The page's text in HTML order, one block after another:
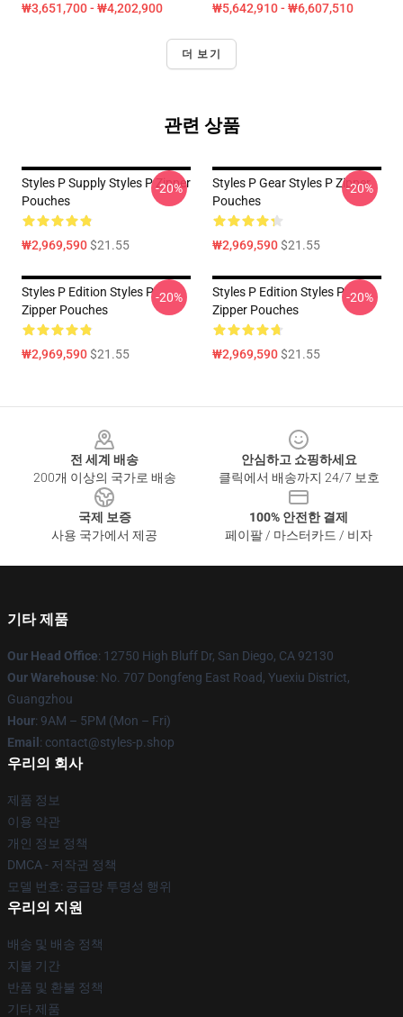
₩3,651,700 - ₩4,202,900 ₩5,642,910 - ₩6,607,510
더 보기
관련 상품
Styles P Supply Styles P Zipper
Pouches
₩2,969,590$21.55
-20%
Styles P Gear Styles P Zipper
Pouches
₩2,969,590$21.55
-20%
Styles P Edition Styles P
Zipper Pouches
₩2,969,590$21.55
-20%
Styles P Edition Styles P
Zipper Pouches
₩2,969,590$21.55
-20%
전 세계 배송
200개 이상의 국가로 배송
안심하고 쇼핑하세요
클릭에서 배송까지 24/7 보호
국제 보증
사용 국가에서 제공
100% 안전한 결제
페이팔 / 마스터카드 / 비자
기타 제품
Our Head Office: 12750 High Bluff Dr, San Diego, CA 92130
Our Warehouse: No. 707 Dongfeng East Road, Yuexiu District,
Guangzhou
Hour: 9AM – 5PM (Mon – Fri)
Email : contact@styles-p.shop
우리의 회사
제품 정보
이용 약관
개인 정보 정책
DMCA - 저작권 정책
모델 번호: 공급망 투명성 행위
우리의 지원
배송 및 배송 정책
지불 기간
반품 및 환불 정책
기타 제품